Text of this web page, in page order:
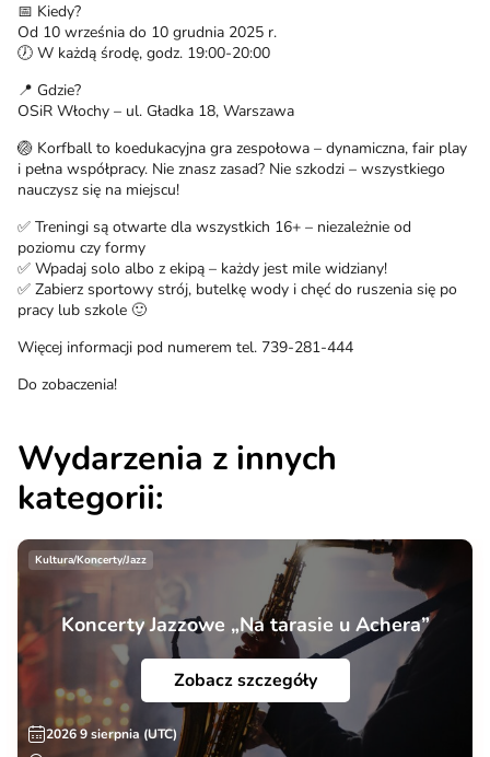
📅 Kiedy?
Od 10 września do 10 grudnia 2025 r.
🕖 W każdą środę, godz. 19:00-20:00
📍 Gdzie?
OSiR Włochy – ul. Gładka 18, Warszawa
🏐 Korfball to koedukacyjna gra zespołowa – dynamiczna, fair play
i pełna współpracy. Nie znasz zasad? Nie szkodzi – wszystkiego
nauczysz się na miejscu!
✅ Treningi są otwarte dla wszystkich 16+ – niezależnie od
poziomu czy formy
✅ Wpadaj solo albo z ekipą – każdy jest mile widziany!
✅ Zabierz sportowy strój, butelkę wody i chęć do ruszenia się po
pracy lub szkole 🙂
Więcej informacji pod numerem tel. 739-281-444
Do zobaczenia!
Wydarzenia z innych
kategorii:
Kultura/Koncerty/Jazz
Koncerty Jazzowe „Na tarasie u Achera”
Zobacz szczegóły
2026 9 sierpnia (UTC)